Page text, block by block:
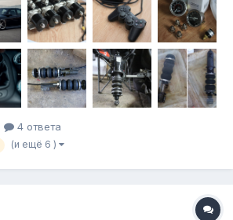
двухстрелочных манометра от Viair —...
4 ответа
(и ещё 6 )